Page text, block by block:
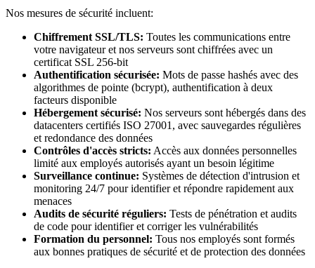
Nos mesures de sécurité incluent:
Chiffrement SSL/TLS: Toutes les communications entre
votre navigateur et nos serveurs sont chiffrées avec un
certificat SSL 256-bit
Authentification sécurisée: Mots de passe hashés avec des
algorithmes de pointe (bcrypt), authentification à deux
facteurs disponible
Hébergement sécurisé: Nos serveurs sont hébergés dans des
datacenters certifiés ISO 27001, avec sauvegardes régulières
et redondance des données
Contrôles d'accès stricts: Accès aux données personnelles
limité aux employés autorisés ayant un besoin légitime
Surveillance continue: Systèmes de détection d'intrusion et
monitoring 24/7 pour identifier et répondre rapidement aux
menaces
Audits de sécurité réguliers: Tests de pénétration et audits
de code pour identifier et corriger les vulnérabilités
Formation du personnel: Tous nos employés sont formés
aux bonnes pratiques de sécurité et de protection des données